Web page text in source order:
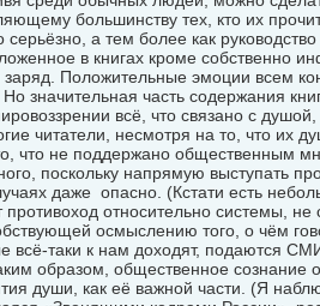
большинству тех, кто их
а тем более как
в книгах кроме собственно
Положительные эмоции всем
значительная часть содержания
всё, что связано с
читатели, несмотря на то, что их
что не поддержано общественным
поскольку напрямую выступать
даже опасно. (Кстати есть
относительно системы, не
осмыслению того, о чём
таки к нам доходят, подаются
образом, общественное сознание
души, как её важной части. (Я